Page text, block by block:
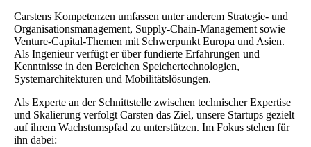
Carstens Kompetenzen umfassen unter anderem Strategie- und
Organisationsmanagement, Supply-Chain-Management sowie
Venture-Capital-Themen mit Schwerpunkt Europa und Asien.
Als Ingenieur verfügt er über fundierte Erfahrungen und
Kenntnisse in den Bereichen Speichertechnologien,
Systemarchitekturen und Mobilitätslösungen.
Als Experte an der Schnittstelle zwischen technischer Expertise
und Skalierung verfolgt Carsten das Ziel, unsere Startups gezielt
auf ihrem Wachstumspfad zu unterstützen. Im Fokus stehen für
ihn dabei: